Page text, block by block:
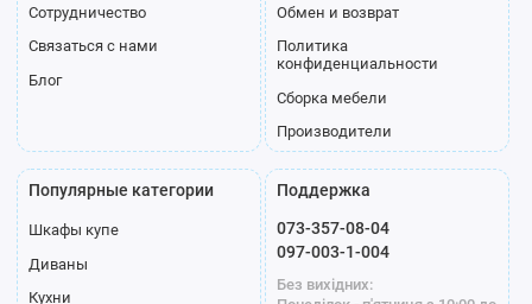
Сотрудничество
Связаться с нами
Блог
Обмен и возврат
Политика
конфиденциальности
Сборка мебели
Производители
Популярные категории
Шкафы купе
Диваны
Кухни
Поддержка
073-357-08-04
097-003-1-004
Без вихідних: